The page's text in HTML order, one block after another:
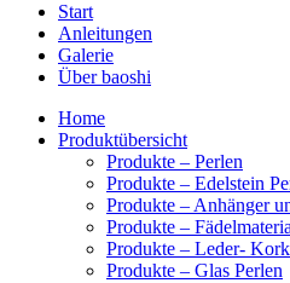
Start
Anleitungen
Galerie
Über baoshi
Home
Produktübersicht
Produkte – Perlen
Produkte – Edelstein
Produkte – Anhänger
Produkte –
Produkte – Leder-
Produkte – Glas Perlen